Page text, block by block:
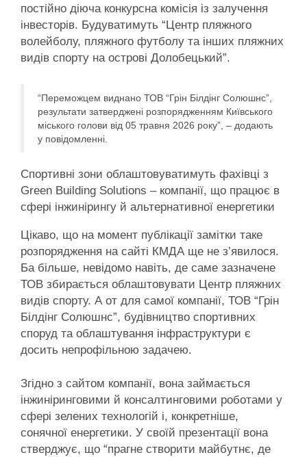
постійно діюча конкурсна комісія із залучення
інвесторів. Будуватимуть “Центр пляжного
волейболу, пляжного футболу та інших пляжних
видів спорту на острові Долобецький”.
“Переможцем виднано ТОВ “Грін Білдінг Солюшнс”,
результати затверджені розпорядженням Київського
міського голови від 05 травня 2026 року”, – додають
у повідомленні.
Спортивні зони облаштовуватимуть фахівці з
Green Building Solutions – компанії, що працює в
сфері інжинірингу й альтернативної енергетики
Цікаво, що на момент публікації замітки таке
розпорядження на сайті КМДА ще не з’явилося.
Ба більше, невідомо навіть, де саме зазначене
ТОВ збирається облаштовувати Центр пляжних
видів спорту. А от для самої компанії, ТОВ “Грін
Білдінг Солюшнс”, будівництво спортивних
споруд та облаштування інфраструктури є
досить непрофільною задачею.
Згідно з сайтом компанії, вона займається
інжиніринговими й консалтинговими роботами у
сфері зелених технологій і, конкретніше,
сонячної енергетики. У своїй презентації вона
стверджує, що “прагне створити майбутнє, де